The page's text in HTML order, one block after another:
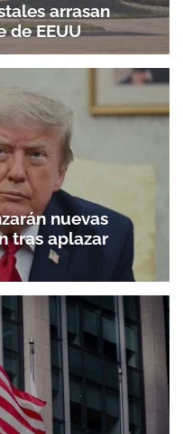
arrasan
de EEUU
nuevas
tras aplazar